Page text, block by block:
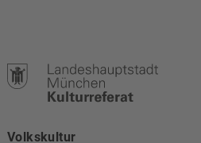
Volkskultur